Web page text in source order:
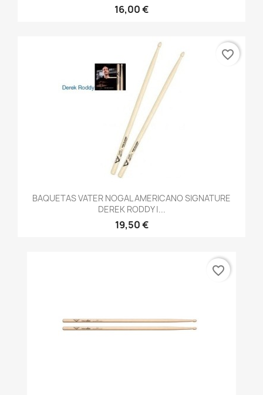
16,00 €
BAQUETAS VATER NOGAL AMERICANO SIGNATURE
DEREK RODDY |...
19,50 €
favorite_border
favorite_border